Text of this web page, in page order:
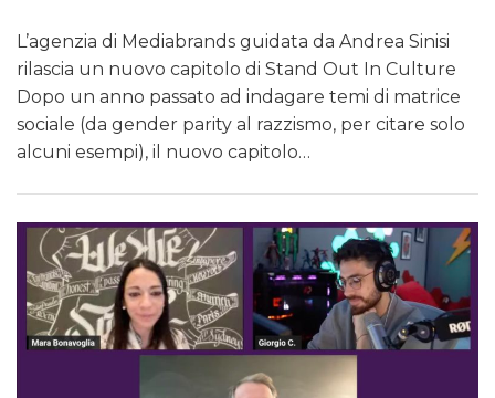
L’agenzia di Mediabrands guidata da Andrea Sinisi
rilascia un nuovo capitolo di Stand Out In Culture
Dopo un anno passato ad indagare temi di matrice
sociale (da gender parity al razzismo, per citare solo
alcuni esempi), il nuovo capitolo…